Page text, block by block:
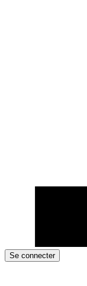
Se connecter